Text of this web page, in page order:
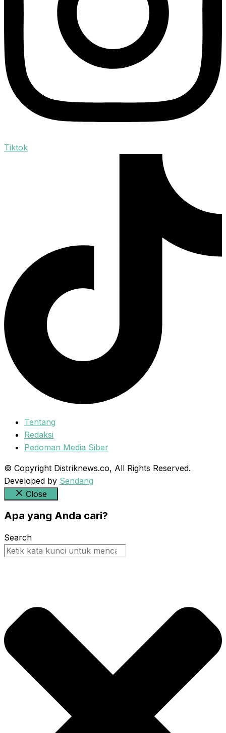
Tiktok
Tentang
Redaksi
Pedoman Media Siber
© Copyright Distriknews.co, All Rights Reserved.
Developed by Sendang
Close
Apa yang Anda cari?
Search